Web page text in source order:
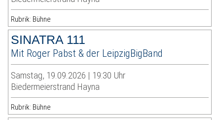
Rubrik: Bühne
SINATRA 111
Mit Roger Pabst & der LeipzigBigBand
Samstag, 19.09.2026 | 19:30 Uhr
Biedermeierstrand Hayna
Rubrik: Bühne